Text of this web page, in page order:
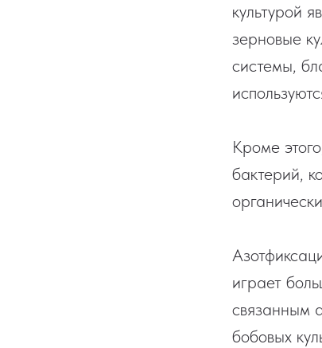
культурой
зерновые
системы,
Кроме
бактерий,
играет
связанным
бобовых